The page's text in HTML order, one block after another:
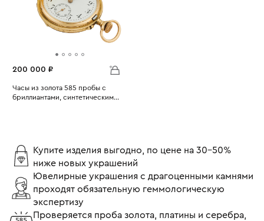
200 000 ₽
Часы из золота 585 пробы с
бриллиантами, синтетическим
Купите изделия выгодно, по цене на 30-50%
ниже новых украшений
Ювелирные украшения с драгоценными камнями
проходят обязательную геммологическую
экспертизу
Проверяется проба золота, платины и серебра,